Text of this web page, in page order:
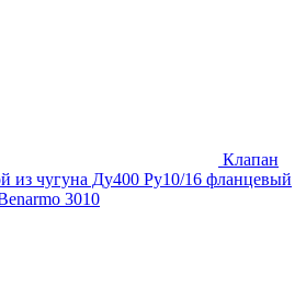
Клапан
из чугуна Ду400 Ру10/16 фланцевый
3010